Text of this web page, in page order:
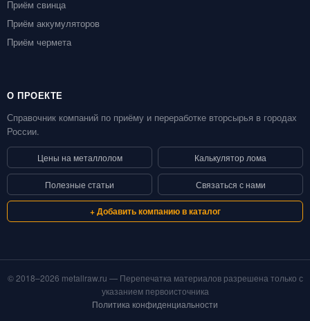
Приём свинца
Приём аккумуляторов
Приём чермета
О ПРОЕКТЕ
Справочник компаний по приёму и переработке вторсырья в городах
России.
Цены на металлолом Калькулятор лома
Полезные статьи Связаться с нами
+ Добавить компанию в каталог
© 2018–2026 metallraw.ru — Перепечатка материалов разрешена только с
указанием первоисточника
Политика конфиденциальности